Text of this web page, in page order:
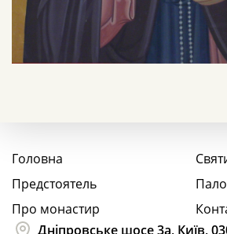
Головна
Предстоятель
Про монастир
Дніпровське шосе 3а, Київ,